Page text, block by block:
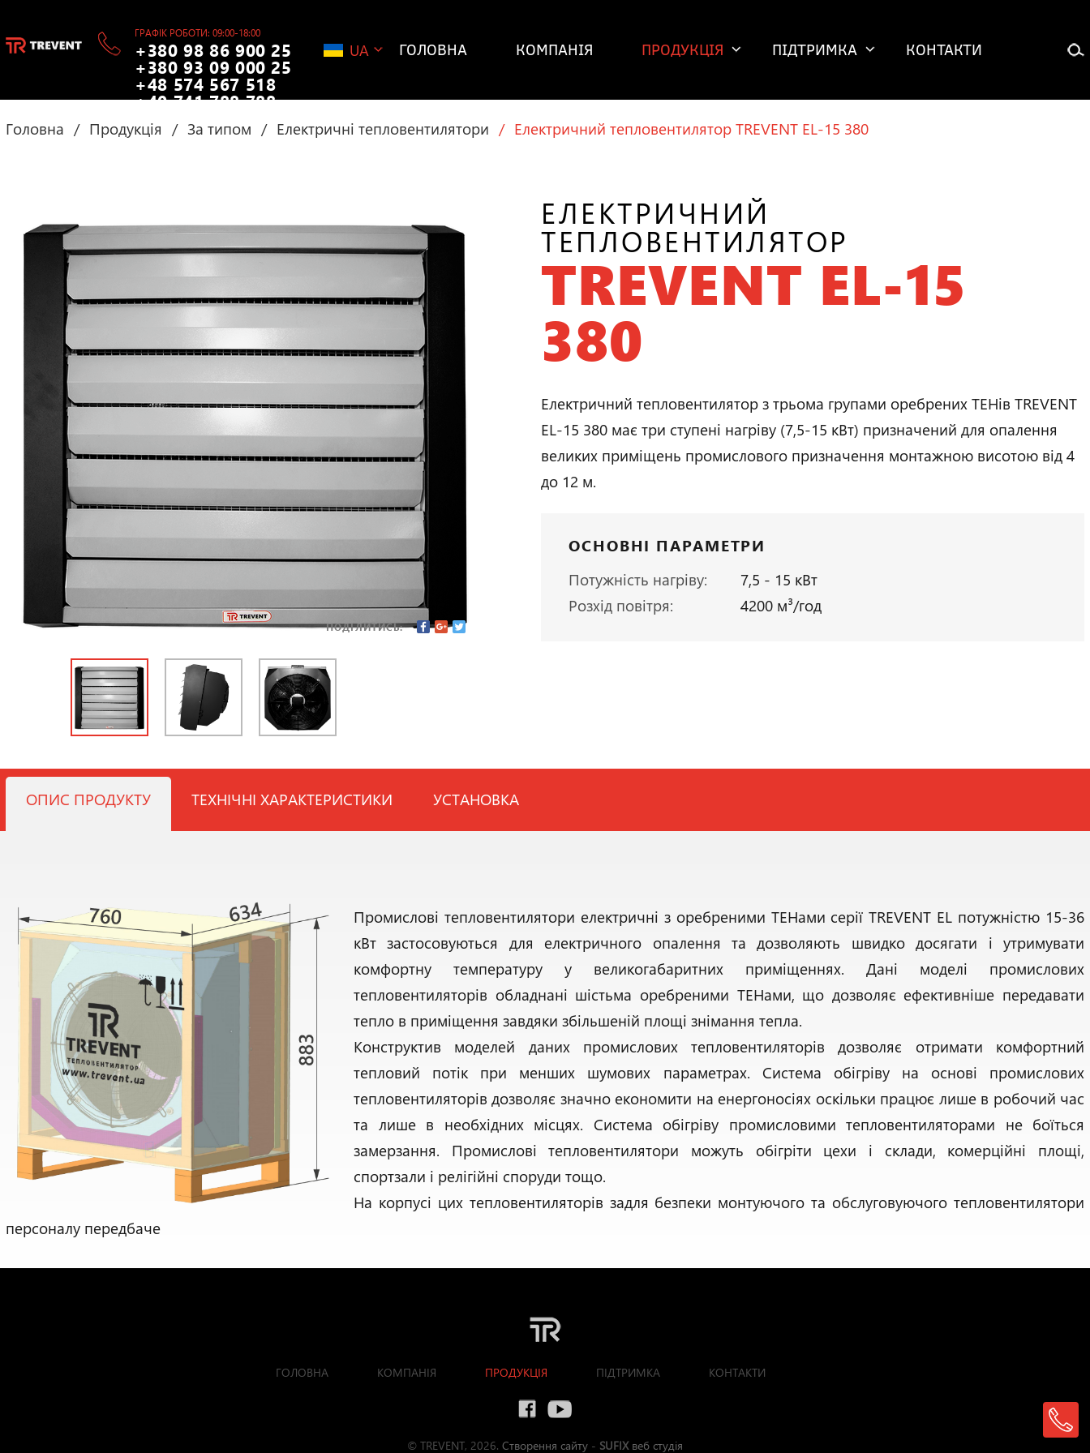
ГРАФІК РОБОТИ: 09:00-18:00
+380 98 86 900 25
+380 93 09 000 25
+48 574 567 518
+40 741 788 788
UA ГОЛОВНА КОМПАНІЯ ПРОДУКЦІЯ ПІДТРИМКА КОНТАКТИ
Головна / Продукція / За типом / Електричні тепловентилятори / Електричний тепловентилятор TREVENT EL-15 380
ПОДІЛИТИСЬ:
ЕЛЕКТРИЧНИЙ
ТЕПЛОВЕНТИЛЯТОР
TREVENT EL-15
380
Електричний тепловентилятор з трьома групами оребрених ТЕНів TREVENT
EL-15 380 має три ступені нагріву (7,5-15 кВт) призначений для опалення
великих приміщень промислового призначення монтажною висотою від 4
до 12 м.
ОСНОВНІ ПАРАМЕТРИ
Потужність нагріву:
7,5 - 15 кВт
Розхід повітря:
4200 м³/год
ОПИС ПРОДУКТУ ТЕХНІЧНІ ХАРАКТЕРИСТИКИ УСТАНОВКА
Промислові тепловентилятори електричні з оребреними ТЕНами серії TREVENT EL потужністю 15-36
кВт застосовуються для електричного опалення та дозволяють швидко досягати і утримувати
комфортну температуру у великогабаритних приміщеннях. Дані моделі промислових
тепловентиляторів обладнані шістьма оребреними ТЕНами, що дозволяє ефективніше передавати
тепло в приміщення завдяки збільшеній площі знімання тепла.
Конструктив моделей даних промислових тепловентиляторів дозволяє отримати комфортний
тепловий потік при менших шумових параметрах. Система обігріву на основі промислових
тепловентиляторів дозволяє значно економити на енергоносіях оскільки працює лише в робочий час
та лише в необхідних місцях. Система обігріву промисловими тепловентиляторами не боїться
замерзання. Промислові тепловентилятори можуть обігріти цехи і склади, комерційні площі,
спортзали і релігійні споруди тощо.
На корпусі цих тепловентиляторів задля безпеки монтуючого та обслуговуючого тепловентилятори
персоналу передбаче
ГОЛОВНА КОМПАНІЯ ПРОДУКЦІЯ ПІДТРИМКА КОНТАКТИ
© TREVENT, 2026. Створення сайту - SUFIX веб студія